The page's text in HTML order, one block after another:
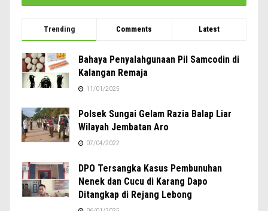
Trending Comments Latest
Bahaya Penyalahgunaan Pil Samcodin di
Kalangan Remaja
11/01/2025
Polsek Sungai Gelam Razia Balap Liar
Wilayah Jembatan Aro
07/04/2022
DPO Tersangka Kasus Pembunuhan
Nenek dan Cucu di Karang Dapo
Ditangkap di Rejang Lebong